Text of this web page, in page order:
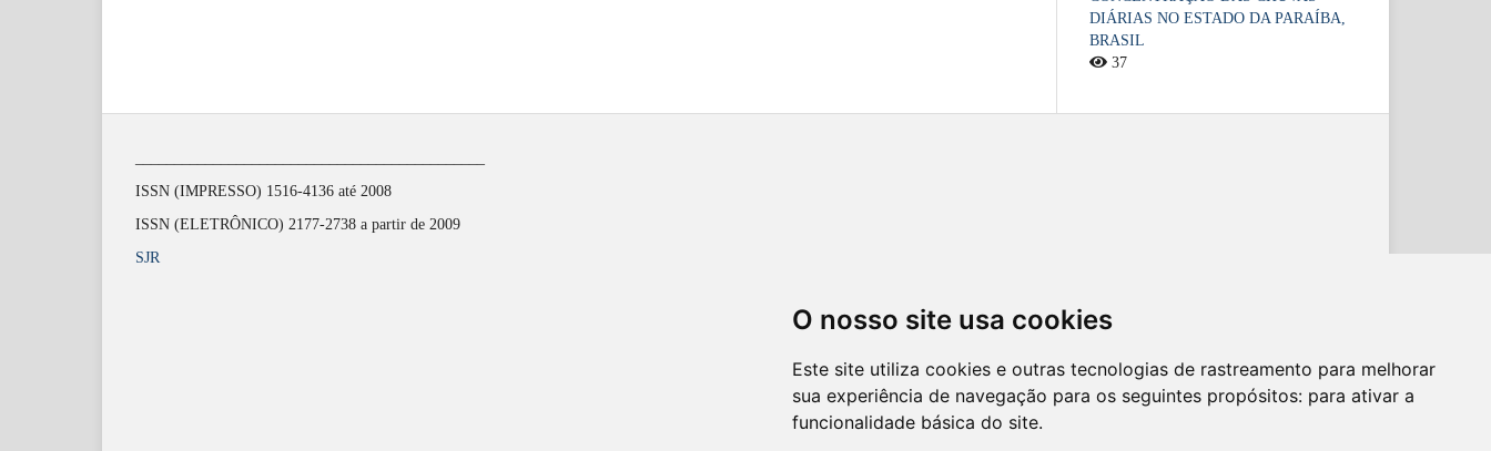
O nosso site usa cookies
Este site utiliza cookies e outras tecnologias de rastreamento para melhorar
sua experiência de navegação para os seguintes propósitos: para ativar a
funcionalidade básica do site.
DIÁRIAS NO ESTADO DA PARAÍBA,
BRASIL
37
ISSN (IMPRESSO) 1516-4136 até 2008
ISSN (ELETRÔNICO) 2177-2738 a partir de 2009
SJR